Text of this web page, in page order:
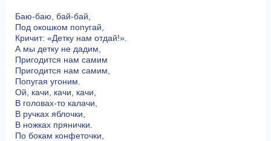
Баю-баю, бай-бай,
Под окошком попугай,
Кричит: «Детку нам отдай!».
А мы детку не дадим,
Пригодится нам самим
Пригодится нам самим,
Попугая угоним.
Ой, качи, качи, качи,
В головах-то калачи,
В ручках яблочки,
В ножках прянички.
По бокам конфеточки,